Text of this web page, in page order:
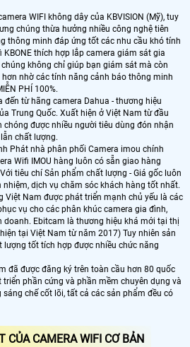
WIFI không dây của KBVISION (Mỹ), tuy
chúng thừa hưởng nhiều công nghệ tiên
thông minh đáp ứng tốt các nhu cầu khó tính
thích hợp lắp camera giám sát gia
không chỉ giúp bạn giám sát mà còn
nhờ các tính năng cảnh báo thông minh
PHÍ 100%.
đến từ hãng camera Dahua - thương hiệu
Trung Quốc. Xuất hiện ở Việt Nam từ đầu
chóng được nhiều người tiêu dùng đón nhận
chất lượng.
Phát nhà phân phối Camera imou chính
Wifi IMOU hàng luôn có sẵn giao hàng
tiêu chí Sản phẩm chất lượng - Giá gốc luôn
nhiệm, dịch vụ chăm sóc khách hàng tốt nhất.
Việt Nam được phát triển mạnh chủ yếu là các
vụ cho các phân khúc camera gia đình,
doanh. Ebitcam là thương hiệu khá mới tại thị
tại Việt Nam từ năm 2017) Tuy nhiên sản
tốt tích hợp được nhiều chức năng
đã được đăng ký trên toàn cầu hơn 80 quốc
phần cứng và phần mềm chuyên dụng và
chế cốt lõi, tất cả các sản phẩm đều có
CỦA CAMERA WIFI CƠ BẢN